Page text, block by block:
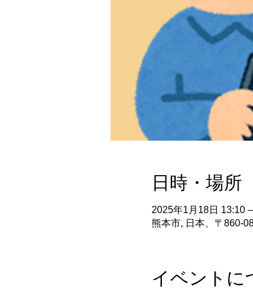
日時・場所
2025年1月18日 13:10
熊本市, 日本、〒860-
イベントに